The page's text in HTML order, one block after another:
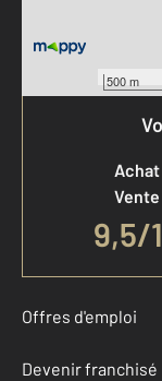
500 m
Achat
Vente
9,5/
Offres d'emploi
Devenir franchisé